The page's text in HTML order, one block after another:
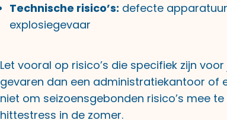
Technische risico’s: defecte
explosiegevaar
Let vooral op risico’s die specifiek zijn
gevaren dan een administratiekantoor of
niet om seizoensgebonden risico’s mee
hittestress in de zomer.